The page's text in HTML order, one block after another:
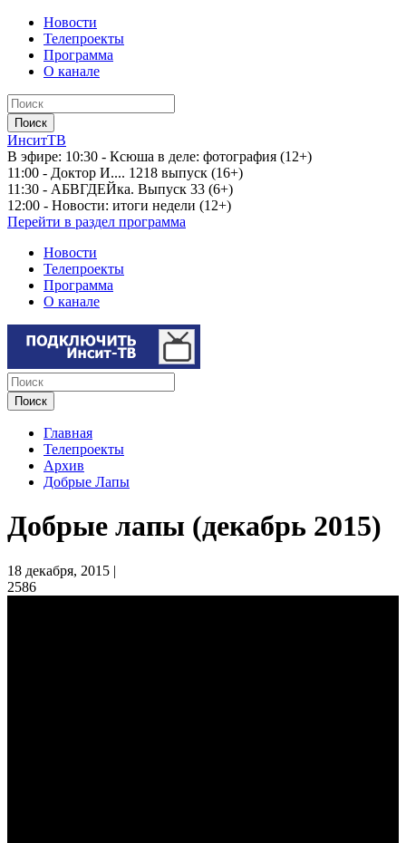
Новости
Телепроекты
Программа
О канале
ИнситТВ
В эфире: 10:30 - Ксюша в деле: фотография (12+)
11:00 - Доктор И.... 1218 выпуск (16+)
11:30 - АБВГДЕЙка. Выпуск 33 (6+)
12:00 - Новости: итоги недели (12+)
Перейти в раздел программа
Новости
Телепроекты
Программа
О канале
Главная
Телепроекты
Архив
Добрые Лапы
Добрые лапы (декабрь 2015)
18 декабря, 2015 |
2586